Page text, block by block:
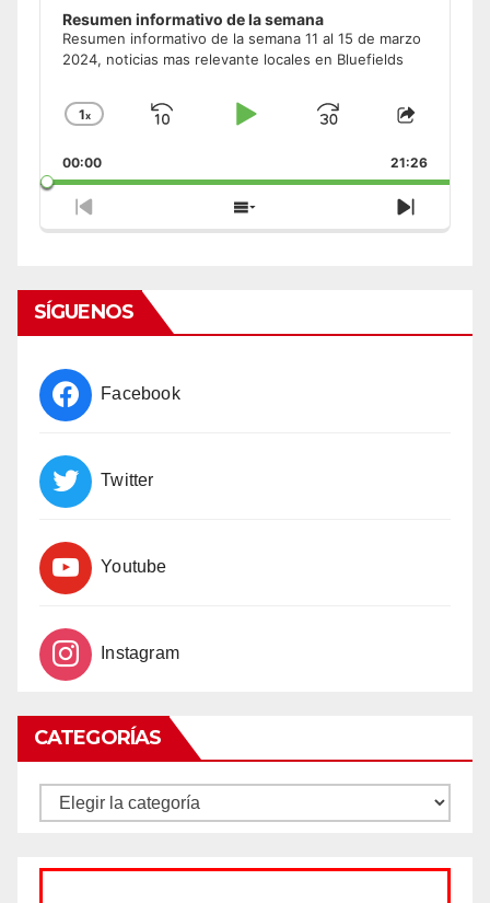
Resumen informativo de la semana
Resumen informativo de la semana 11 al 15 de marzo
2024, noticias mas relevante locales en Bluefields
Change
Rate
1x
Skip
Play
Jump
Forward
Share
Episode
00:00 21:26
Previous
Episode
Show
Episodes
Next
Episode
SÍGUENOS
Facebook
Twitter
Youtube
Instagram
CATEGORÍAS
CATEGORÍAS